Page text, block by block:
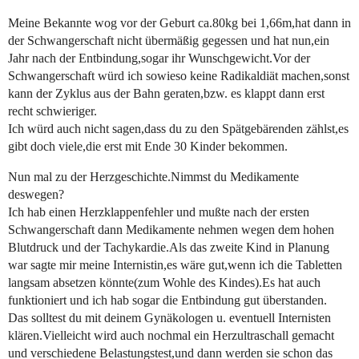
Meine Bekannte wog vor der Geburt ca.80kg bei 1,66m,hat dann in
der Schwangerschaft nicht übermäßig gegessen und hat nun,ein
Jahr nach der Entbindung,sogar ihr Wunschgewicht.Vor der
Schwangerschaft würd ich sowieso keine Radikaldiät machen,sonst
kann der Zyklus aus der Bahn geraten,bzw. es klappt dann erst
recht schwieriger.
Ich würd auch nicht sagen,dass du zu den Spätgebärenden zählst,es
gibt doch viele,die erst mit Ende 30 Kinder bekommen.
Nun mal zu der Herzgeschichte.Nimmst du Medikamente
deswegen?
Ich hab einen Herzklappenfehler und mußte nach der ersten
Schwangerschaft dann Medikamente nehmen wegen dem hohen
Blutdruck und der Tachykardie.Als das zweite Kind in Planung
war sagte mir meine Internistin,es wäre gut,wenn ich die Tabletten
langsam absetzen könnte(zum Wohle des Kindes).Es hat auch
funktioniert und ich hab sogar die Entbindung gut überstanden.
Das solltest du mit deinem Gynäkologen u. eventuell Internisten
klären.Vielleicht wird auch nochmal ein Herzultraschall gemacht
und verschiedene Belastungstest,und dann werden sie schon das